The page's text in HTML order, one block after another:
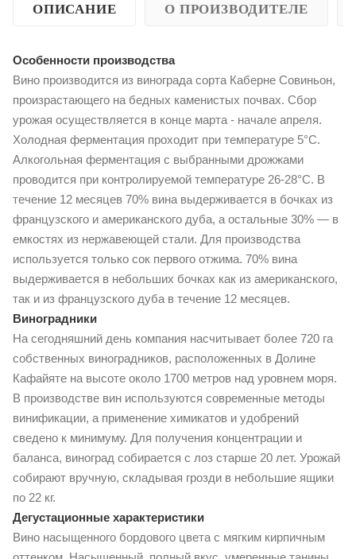
ОПИСАНИЕ О ПРОИЗВОДИТЕЛЕ
Особенности производства
Вино производится из винограда сорта Каберне Совиньон,
произрастающего на бедных каменистых почвах. Сбор
урожая осуществляется в конце марта - начале апреля.
Холодная ферментация проходит при температуре 5°C.
Алкогольная ферментация с выбранными дрожжами
проводится при контролируемой температуре 26-28°C. В
течение 12 месяцев 70% вина выдерживается в бочках из
французского и американского дуба, а остальные 30% — в
емкостях из нержавеющей стали. Для производства
используется только сок первого отжима. 70% вина
выдерживается в небольших бочках как из американского,
так и из французского дуба в течение 12 месяцев.
Виноградники
На сегодняшний день компания насчитывает более 720 га
собственных виноградников, расположенных в Долине
Кафайяте на высоте около 1700 метров над уровнем моря.
В производстве вин используются современные методы
винификации, а применение химикатов и удобрений
сведено к минимуму. Для получения концентрации и
баланса, виноград собирается с лоз старше 20 лет. Урожай
собирают вручную, складывая грозди в небольшие ящики
по 22 кг.
Дегустационные характеристики
Вино насыщенного бордового цвета с мягким кирпичным